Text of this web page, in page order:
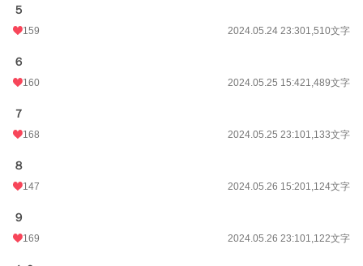
５
159 2024.05.24 23:301,510文字
６
160 2024.05.25 15:421,489文字
７
168 2024.05.25 23:101,133文字
８
147 2024.05.26 15:201,124文字
９
169 2024.05.26 23:101,122文字